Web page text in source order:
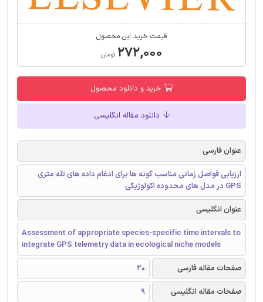
قیمت خرید این محصول
۲۷۲,۰۰۰ تومان
خرید و دانلود محصول
دانلود مقاله انگلیسی
عنوان فارسی
ارزیابی فواصل زمانی مناسب گونه ها برای ادغام داده های تله متری
GPS در مدل های محدوده اکولوژیکی
عنوان انگلیسی
Assessment of appropriate species-specific time intervals to
integrate GPS telemetry data in ecological niche models
صفحات مقاله فارسی
20
صفحات مقاله انگلیسی
9